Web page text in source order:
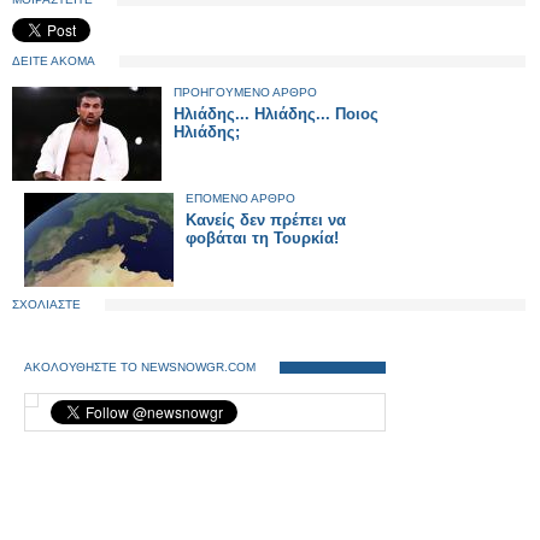
ΔΕΙΤΕ ΑΚΟΜΑ
ΠΡΟΗΓΟΥΜΕΝΟ ΑΡΘΡΟ
Hλιάδης... Ηλιάδης... Ποιος
Ηλιάδης;
ΕΠΟΜΕΝΟ ΑΡΘΡΟ
Κανείς δεν πρέπει να
φοβάται τη Τουρκία!
ΣΧΟΛΙΑΣΤΕ
ΑΚΟΛΟΥΘΗΣΤΕ ΤΟ NEWSNOWGR.COM